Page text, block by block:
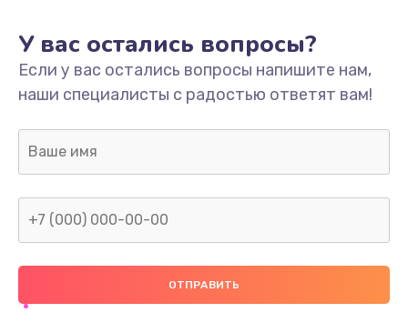
У вас остались вопросы?
Если у вас остались вопросы напишите нам,
наши специалисты с радостью ответят вам!